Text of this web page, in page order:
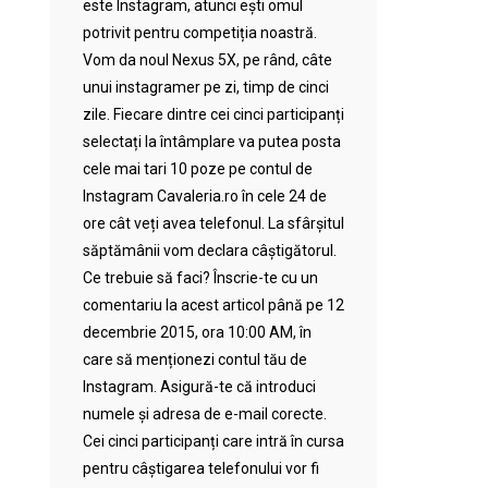
este Instagram, atunci ești omul
potrivit pentru competiția noastră.
Vom da noul Nexus 5X, pe rând, câte
unui instagramer pe zi, timp de cinci
zile. Fiecare dintre cei cinci participanți
selectați la întâmplare va putea posta
cele mai tari 10 poze pe contul de
Instagram Cavaleria.ro în cele 24 de
ore cât veți avea telefonul. La sfârșitul
săptămânii vom declara câștigătorul.
Ce trebuie să faci? Înscrie-te cu un
comentariu la acest articol până pe 12
decembrie 2015, ora 10:00 AM, în
care să menționezi contul tău de
Instagram. Asigură-te că introduci
numele și adresa de e-mail corecte.
Cei cinci participanți care intră în cursa
pentru câștigarea telefonului vor fi